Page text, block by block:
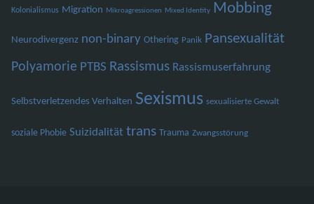
Kolonialismus Migration Mikroagressionen Mixed Identity Mobbing
Neurodivergenz non-binary Othering Panik Pansexualität
Polyamorie PTBS Rassismus Rassismuserfahrung
Selbstverletzendes Verhalten Sexismus sexualisierte Gewalt
soziale Phobie Suizidalität trans Trauma Zwangsstörung